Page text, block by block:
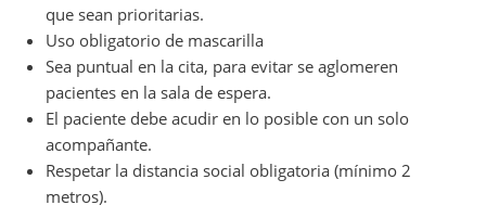
que sean prioritarias.
Uso obligatorio de mascarilla
Sea puntual en la cita, para evitar se aglomeren
pacientes en la sala de espera.
El paciente debe acudir en lo posible con un solo
acompañante.
Respetar la distancia social obligatoria (mínimo 2
metros).